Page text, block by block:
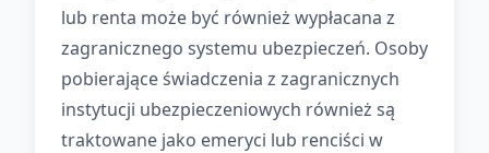
lub renta może być również wypłacana z
zagranicznego systemu ubezpieczeń. Osoby
pobierające świadczenia z zagranicznych
instytucji ubezpieczeniowych również są
traktowane jako emeryci lub renciści w